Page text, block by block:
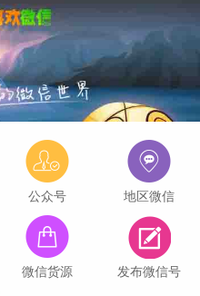
公众号 地区微信
微信货源 发布微信号